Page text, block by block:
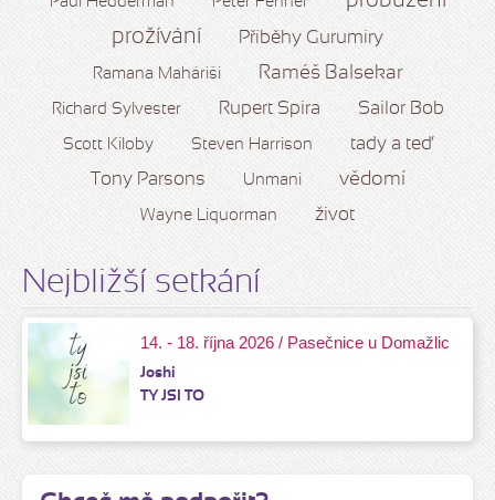
prožívání
Příběhy Gurumíry
Ramana Maháriši Raméš Balsekar
Richard Sylvester Rupert Spira Sailor Bob
Scott Kiloby Steven Harrison tady a teď
Tony Parsons Unmani vědomí
Wayne Liquorman život
Nejbližší setkání
14. - 18. října 2026 / Pasečnice u Domažlic
Joshi
TY JSI TO